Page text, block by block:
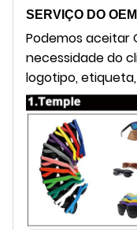
SERVIÇO DO
Podemos aceitar
necessidade do
logotipo,